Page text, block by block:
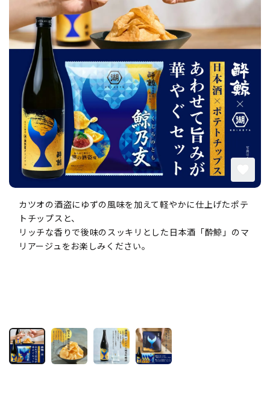
カツオの酒盗にゆずの風味を加えて軽やかに仕上げたポテ
トチップスと、
リッチな香りで後味のスッキリとした日本酒「酔鯨」のマ
リアージュをお楽しみください。